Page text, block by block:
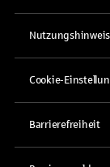
Cookie-
Barrierefreiheit